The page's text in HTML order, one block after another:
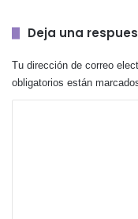
Deja una
Tu dirección de correo
obligatorios están